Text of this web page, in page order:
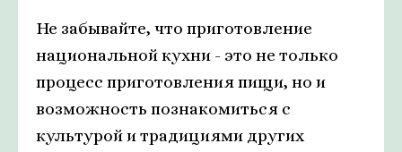
Не забывайте, что приготовление
национальной кухни - это не только
процесс приготовления пищи, но и
возможность познакомиться с
культурой и традициями других